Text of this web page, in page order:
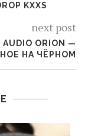
KXXS
next post
ORION —
НА ЧЁРНОМ